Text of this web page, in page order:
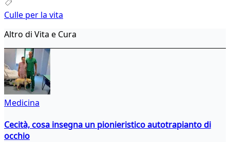
Culle per la vita
Altro di Vita e Cura
Medicina
Cecità, cosa insegna un pionieristico autotrapianto di
occhio